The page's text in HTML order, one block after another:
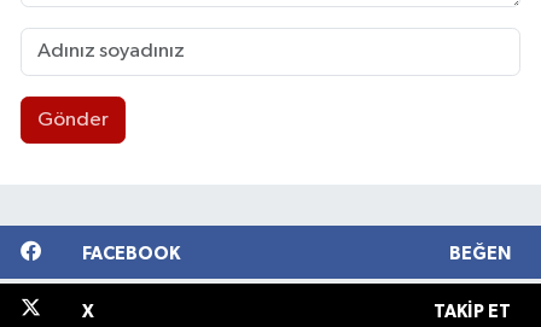
Gönder
FACEBOOK BEĞEN
X TAKIP ET